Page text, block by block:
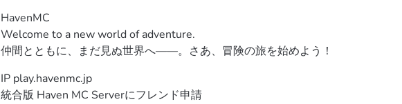
HavenMC
Welcome to a new world of adventure.
仲間とともに、まだ見ぬ世界へ――。さあ、冒険の旅を始めよう！
IP play.havenmc.jp
統合版 Haven MC Serverにフレンド申請